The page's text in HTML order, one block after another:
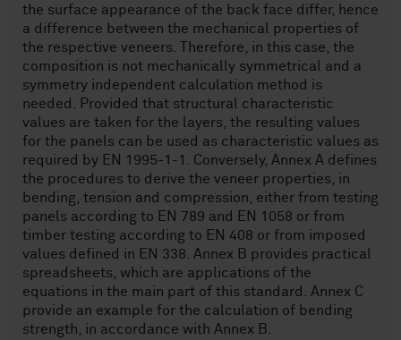
the surface appearance of the back face differ, hence
a difference between the mechanical properties of
the respective veneers. Therefore, in this case, the
composition is not mechanically symmetrical and a
symmetry independent calculation method is
needed. Provided that structural characteristic
values are taken for the layers, the resulting values
for the panels can be used as characteristic values as
required by EN 1995-1-1. Conversely, Annex A defines
the procedures to derive the veneer properties, in
bending, tension and compression, either from testing
panels according to EN 789 and EN 1058 or from
timber testing according to EN 408 or from imposed
values defined in EN 338. Annex B provides practical
spreadsheets, which are applications of the
equations in the main part of this standard. Annex C
provide an example for the calculation of bending
strength, in accordance with Annex B.